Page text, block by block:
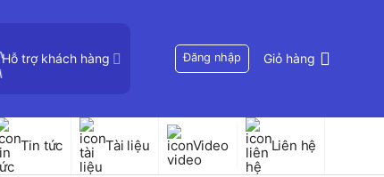
Hỗ trợ khách hàng Đăng nhập Giỏ hàng
Tin tức Tài liệu Video Liên hệ